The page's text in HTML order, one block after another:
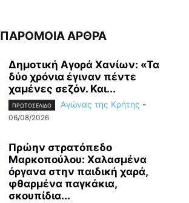
ΠΑΡΟΜΟΙΑ ΑΡΘΡΑ
Δημοτική Αγορά Χανίων: «Τα
δύο χρόνια έγιναν πέντε
χαμένες σεζόν. Και...
ΠΡΩΤΟΣΕΛΙΔΟ Αγώνας της Κρήτης -
06/08/2026
Πρώην στρατόπεδο
Μαρκοπούλου: Χαλασμένα
όργανα στην παιδική χαρά,
φθαρμένα παγκάκια,
σκουπίδια...